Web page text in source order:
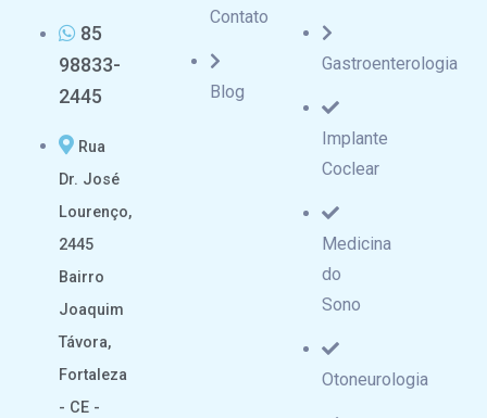
85
98833-
2445
Rua
Dr. José
Lourenço,
2445
Bairro
Joaquim
Távora,
Fortaleza
- CE -
Contato
Blog
Gastroenterologia
Implante
Coclear
Medicina
do
Sono
Otoneurologia